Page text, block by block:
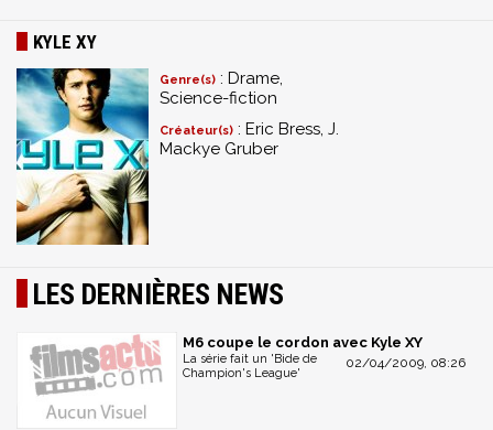
KYLE XY
Genre(s) : Drame,
Science-fiction
Créateur(s) : Eric Bress, J.
Mackye Gruber
LES DERNIÈRES NEWS
M6 coupe le cordon avec Kyle XY
02/04/2009, 08:26
La série fait un 'Bide de
Champion's League'